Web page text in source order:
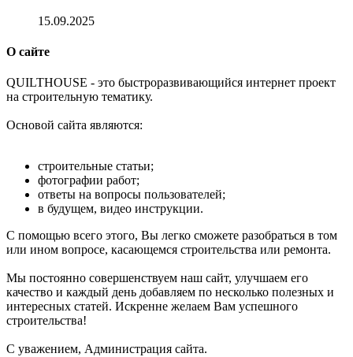
15.09.2025
О сайте
QUILTHOUSE - это быстроразвивающийся интернет проект
на строительную тематику.
Основой сайта являются:
строительные статьи;
фотографии работ;
ответы на вопросы пользователей;
в будущем, видео инструкции.
С помощью всего этого, Вы легко сможете разобраться в том
или ином вопросе, касающемся строительства или ремонта.
Мы постоянно совершенствуем наш сайт, улучшаем его
качество и каждый день добавляем по несколько полезных и
интересных статей. Искренне желаем Вам успешного
строительства!
С уважением, Администрация сайта.